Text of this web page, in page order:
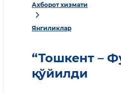
Ахборот хизмати
Янгиликлар
“Тошкент –
қўйилди